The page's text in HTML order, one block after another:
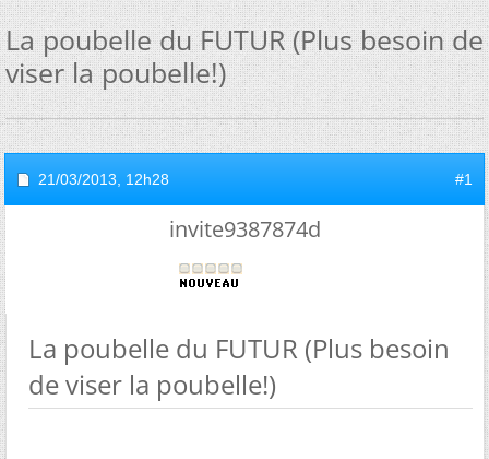
La poubelle du FUTUR (Plus besoin de
viser la poubelle!)
21/03/2013, 12h28 #1
invite9387874d
La poubelle du FUTUR (Plus besoin
de viser la poubelle!)